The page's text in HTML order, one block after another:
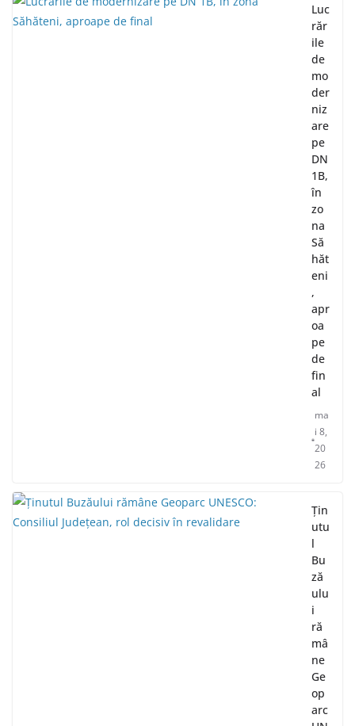
Luc
răr
ile
de
mo
der
niz
are
pe
DN
1B,
în
zo
na
Să
hăt
eni
,
apr
oa
pe
de
fin
al
ma
i 8,
20
26
Țin
utu
l
Bu
ză
ulu
i
ră
mâ
ne
Ge
op
arc